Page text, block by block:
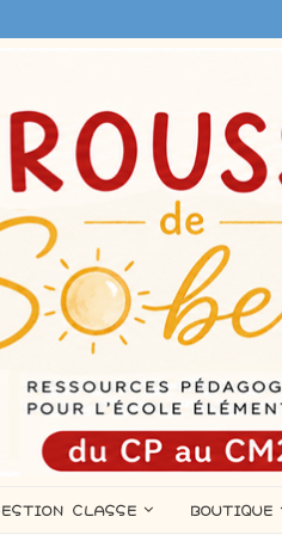
CLASSE BOUTIQUE